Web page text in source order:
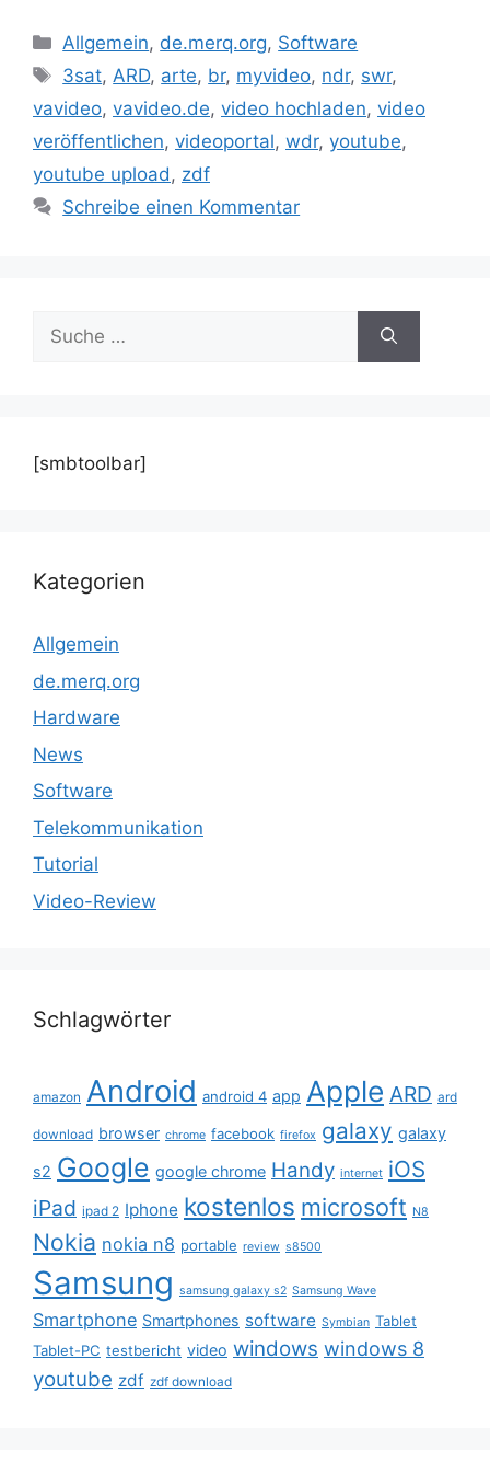
Kategorien
Allgemein, de.merq.org, Software
Schlagwörter
3sat,ARD, arte, br, myvideo, ndr, swr,
vavideo, vavideo.de, video hochladen, video
veröffentlichen, videoportal, wdr, youtube,
youtube upload, zdf
Schreibe einen Kommentar
Suche
nach:
[smbtoolbar]
Kategorien
Allgemein
de.merq.org
Hardware
News
Software
Telekommunikation
Tutorial
Video-Review
Schlagwörter
amazon Android android 4 app Apple ARD ard
download browser chrome facebook firefox galaxy galaxy
s2 Google google chrome Handy internet iOS
iPad ipad 2 Iphone kostenlos microsoft N8
Nokia nokia n8 portable review s8500
Samsung samsung galaxy s2 Samsung Wave
Smartphone Smartphones software Symbian Tablet
Tablet-PC testbericht video windows windows 8
youtube zdf zdf download